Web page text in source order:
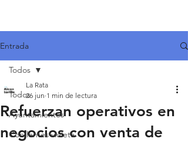
Entrada
Todos
Ayuntamientos
Con lentes violeta
Todos
Refuerzan operativos en
negocios con venta de
La Rata
26 jun 1 min de lectura